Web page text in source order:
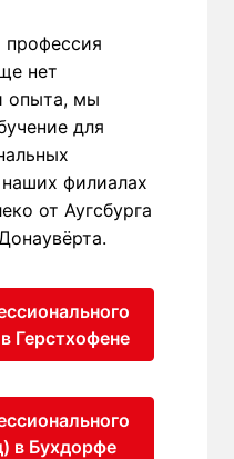
профессия
нет
опыта, мы
для
филиалах
от Аугсбурга
Герстхофене
в Бухдорфе